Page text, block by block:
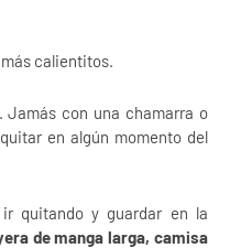
calientitos.
. Jamás con una chamarra o
en algún momento del
quitando y guardar en la
de manga larga, camisa